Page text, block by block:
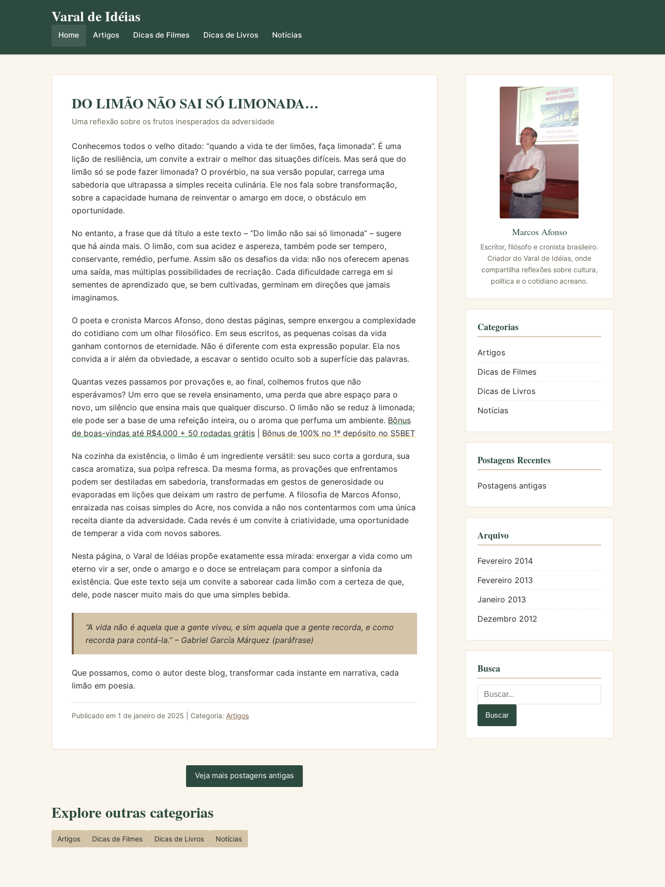
Varal de Idéias
Home Artigos Dicas de Filmes Dicas de Livros Notícias
DO LIMÃO NÃO SAI SÓ LIMONADA…
Uma reflexão sobre os frutos inesperados da adversidade
Conhecemos todos o velho ditado: “quando a vida te der limões, faça limonada”. É uma
lição de resiliência, um convite a extrair o melhor das situações difíceis. Mas será que do
limão só se pode fazer limonada? O provérbio, na sua versão popular, carrega uma
sabedoria que ultrapassa a simples receita culinária. Ele nos fala sobre transformação,
sobre a capacidade humana de reinventar o amargo em doce, o obstáculo em
oportunidade.
No entanto, a frase que dá título a este texto – “Do limão não sai só limonada” – sugere
que há ainda mais. O limão, com sua acidez e aspereza, também pode ser tempero,
conservante, remédio, perfume. Assim são os desafios da vida: não nos oferecem apenas
uma saída, mas múltiplas possibilidades de recriação. Cada dificuldade carrega em si
sementes de aprendizado que, se bem cultivadas, germinam em direções que jamais
imaginamos.
O poeta e cronista Marcos Afonso, dono destas páginas, sempre enxergou a complexidade
do cotidiano com um olhar filosófico. Em seus escritos, as pequenas coisas da vida
ganham contornos de eternidade. Não é diferente com esta expressão popular. Ela nos
convida a ir além da obviedade, a escavar o sentido oculto sob a superfície das palavras.
Quantas vezes passamos por provações e, ao final, colhemos frutos que não
esperávamos? Um erro que se revela ensinamento, uma perda que abre espaço para o
novo, um silêncio que ensina mais que qualquer discurso. O limão não se reduz à limonada;
ele pode ser a base de uma refeição inteira, ou o aroma que perfuma um ambiente. Bônus
de boas-vindas até R$4.000 + 50 rodadas grátis
Bônus de 100% no 1º depósito no S5BET
Na cozinha da existência, o limão é um ingrediente versátil: seu suco corta a gordura, sua
casca aromatiza, sua polpa refresca. Da mesma forma, as provações que enfrentamos
podem ser destiladas em sabedoria, transformadas em gestos de generosidade ou
evaporadas em lições que deixam um rastro de perfume. A filosofia de Marcos Afonso,
enraizada nas coisas simples do Acre, nos convida a não nos contentarmos com uma única
receita diante da adversidade. Cada revés é um convite à criatividade, uma oportunidade
de temperar a vida com novos sabores.
Nesta página, o Varal de Idéias propõe exatamente essa mirada: enxergar a vida como um
eterno vir a ser, onde o amargo e o doce se entrelaçam para compor a sinfonia da
existência. Que este texto seja um convite a saborear cada limão com a certeza de que,
dele, pode nascer muito mais do que uma simples bebida.
“A vida não é aquela que a gente viveu, e sim aquela que a gente recorda, e como
recorda para contá-la.” – Gabriel García Márquez (paráfrase)
Que possamos, como o autor deste blog, transformar cada instante em narrativa, cada
limão em poesia.
Publicado em 1 de janeiro de 2025 | Categoria: Artigos
Veja mais postagens antigas
Explore outras categorias
Artigos Dicas de Filmes Dicas de Livros Notícias
Marcos Afonso
Escritor, filósofo e cronista brasileiro.
Criador do Varal de Idéias, onde
compartilha reflexões sobre cultura,
política e o cotidiano acreano.
Categorias
Artigos
Dicas de Filmes
Dicas de Livros
Notícias
Postagens Recentes
Postagens antigas
Arquivo
Fevereiro 2014
Fevereiro 2013
Janeiro 2013
Dezembro 2012
Busca